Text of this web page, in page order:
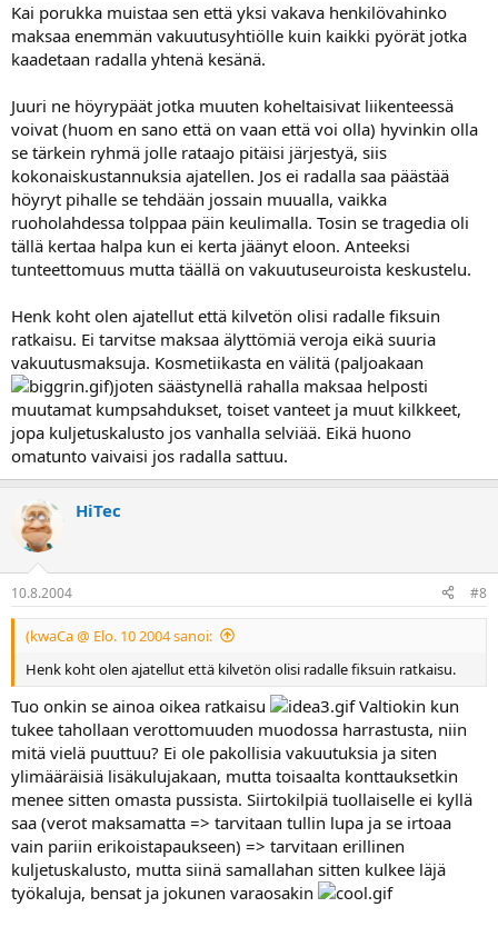
Kai porukka muistaa sen että yksi vakava henkilövahinko
maksaa enemmän vakuutusyhtiölle kuin kaikki pyörät jotka
kaadetaan radalla yhtenä kesänä.
Juuri ne höyrypäät jotka muuten koheltaisivat liikenteessä
voivat (huom en sano että on vaan että voi olla) hyvinkin olla
se tärkein ryhmä jolle rataajo pitäisi järjestyä, siis
kokonaiskustannuksia ajatellen. Jos ei radalla saa päästää
höyryt pihalle se tehdään jossain muualla, vaikka
ruoholahdessa tolppaa päin keulimalla. Tosin se tragedia oli
tällä kertaa halpa kun ei kerta jäänyt eloon. Anteeksi
tunteettomuus mutta täällä on vakuutuseuroista keskustelu.
Henk koht olen ajatellut että kilvetön olisi radalle fiksuin
ratkaisu. Ei tarvitse maksaa älyttömiä veroja eikä suuria
vakuutusmaksuja. Kosmetiikasta en välitä (paljoakaan
)joten säästynellä rahalla maksaa helposti
muutamat kumpsahdukset, toiset vanteet ja muut kilkkeet,
jopa kuljetuskalusto jos vanhalla selviää. Eikä huono
omatunto vaivaisi jos radalla sattuu.
HiTec
10.8.2004 #8
(kwaCa @ Elo. 10 2004 sanoi:
Henk koht olen ajatellut että kilvetön olisi radalle fiksuin ratkaisu.
Tuo onkin se ainoa oikea ratkaisu
Valtiokin kun
tukee tahollaan verottomuuden muodossa harrastusta, niin
mitä vielä puuttuu? Ei ole pakollisia vakuutuksia ja siten
ylimääräisiä lisäkulujakaan, mutta toisaalta konttauksetkin
menee sitten omasta pussista. Siirtokilpiä tuollaiselle ei kyllä
saa (verot maksamatta => tarvitaan tullin lupa ja se irtoaa
vain pariin erikoistapaukseen) => tarvitaan erillinen
kuljetuskalusto, mutta siinä samallahan sitten kulkee läjä
työkaluja, bensat ja jokunen varaosakin